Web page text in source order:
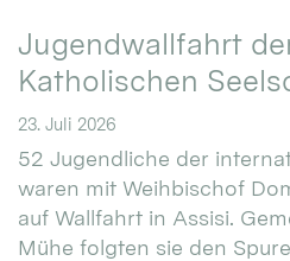
Jugendwallfahrt
Katholischen
23. Juli 2026
52 Jugendliche der
waren mit Weihbischof
auf Wallfahrt in Assisi.
Mühe folgten sie den